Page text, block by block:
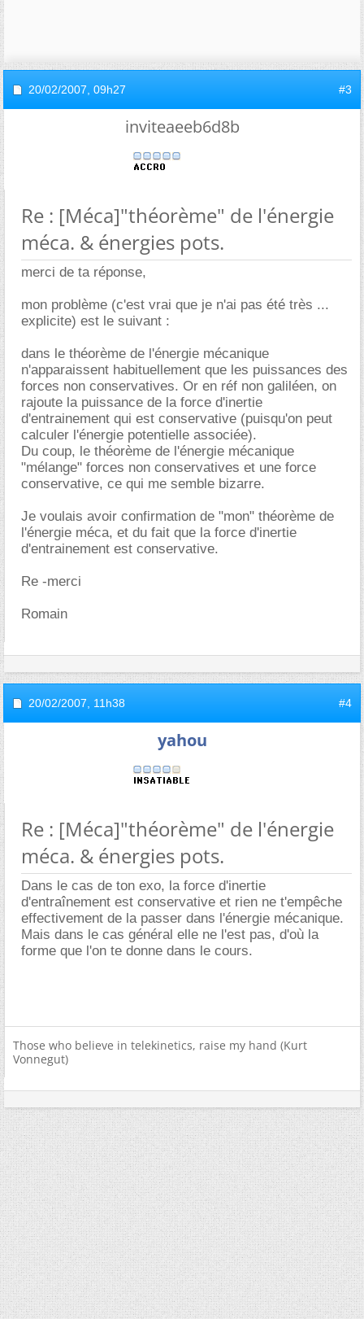
20/02/2007, 09h27 #3
inviteaeeb6d8b
Re : [Méca]"théorème" de l'énergie
méca. & énergies pots.
merci de ta réponse,
mon problème (c'est vrai que je n'ai pas été très ...
explicite) est le suivant :
dans le théorème de l'énergie mécanique
n'apparaissent habituellement que les puissances des
forces non conservatives. Or en réf non galiléen, on
rajoute la puissance de la force d'inertie
d'entrainement qui est conservative (puisqu'on peut
calculer l'énergie potentielle associée).
Du coup, le théorème de l'énergie mécanique
"mélange" forces non conservatives et une force
conservative, ce qui me semble bizarre.
Je voulais avoir confirmation de "mon" théorème de
l'énergie méca, et du fait que la force d'inertie
d'entrainement est conservative.
Re -merci
Romain
20/02/2007, 11h38 #4
yahou
Re : [Méca]"théorème" de l'énergie
méca. & énergies pots.
Dans le cas de ton exo, la force d'inertie
d'entraînement est conservative et rien ne t'empêche
effectivement de la passer dans l'énergie mécanique.
Mais dans le cas général elle ne l'est pas, d'où la
forme que l'on te donne dans le cours.
Those who believe in telekinetics, raise my hand (Kurt
Vonnegut)